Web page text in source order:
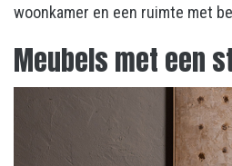
woonkamer en een ruimte met
Meubels met een